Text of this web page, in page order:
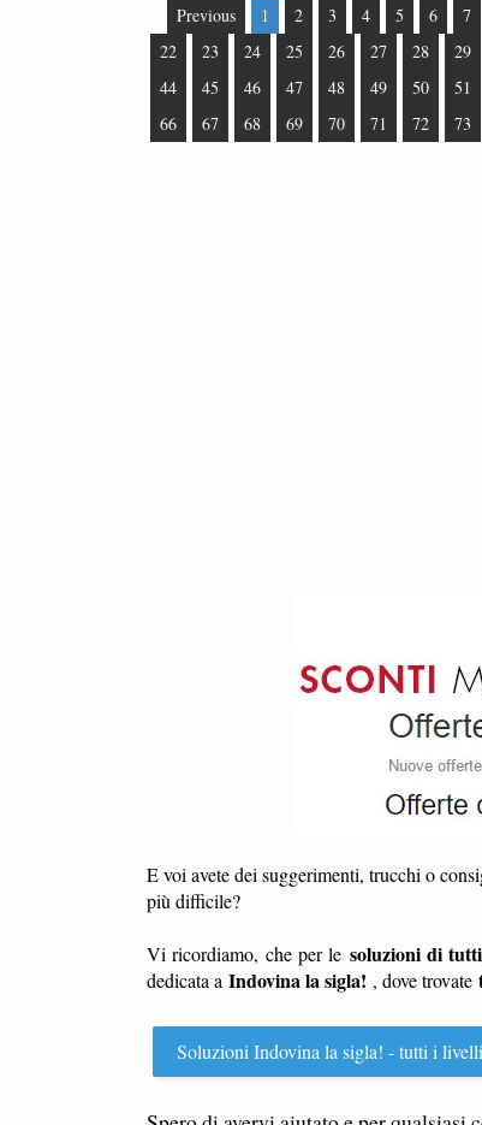
Previous 1 2 3 4 5 6 7
22
23 24 25 26 27 28 29
44
45 46 47 48 49 50 51
66
67 68 69 70 71 72 73
E voi avete dei suggerimenti, trucchi o
più difficile?
Vi ricordiamo, che per le soluzioni di
dedicata a Indovina la sigla! , dove trovate
Soluzioni Indovina la sigla! - tutti i livelli